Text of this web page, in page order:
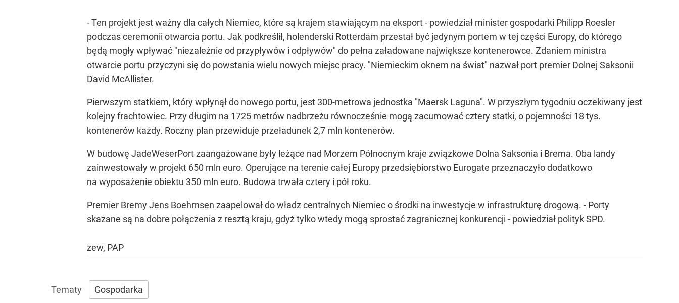
- Ten projekt jest ważny dla całych Niemiec, które są krajem stawiającym na eksport - powiedział minister gospodarki Philipp Roesler
podczas ceremonii otwarcia portu. Jak podkreślił, holenderski Rotterdam przestał być jedynym portem w tej części Europy, do którego
będą mogły wpływać "niezależnie od przypływów i odpływów" do pełna załadowane największe kontenerowce. Zdaniem ministra
otwarcie portu przyczyni się do powstania wielu nowych miejsc pracy. "Niemieckim oknem na świat" nazwał port premier Dolnej Saksonii
David McAllister.
Pierwszym statkiem, który wpłynął do nowego portu, jest 300-metrowa jednostka "Maersk Laguna". W przyszłym tygodniu oczekiwany jest
kolejny frachtowiec. Przy długim na 1725 metrów nadbrzeżu równocześnie mogą zacumować cztery statki, o pojemności 18 tys.
kontenerów każdy. Roczny plan przewiduje przeładunek 2,7 mln kontenerów.
W budowę JadeWeserPort zaangażowane były leżące nad Morzem Północnym kraje związkowe Dolna Saksonia i Brema. Oba landy
zainwestowały w projekt 650 mln euro. Operujące na terenie całej Europy przedsiębiorstwo Eurogate przeznaczyło dodatkowo
na wyposażenie obiektu 350 mln euro. Budowa trwała cztery i pół roku.
Premier Bremy Jens Boehrnsen zaapelował do władz centralnych Niemiec o środki na inwestycje w infrastrukturę drogową. - Porty
skazane są na dobre połączenia z resztą kraju, gdyż tylko wtedy mogą sprostać zagranicznej konkurencji - powiedział polityk SPD.
zew, PAP
Gospodarka